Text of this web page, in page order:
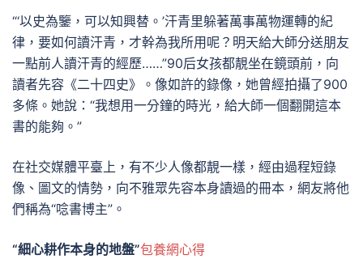
“‘以史為鑒，可以知興替。’汗青里躲著萬事萬物運轉的紀
律，要如何讀汗青，才幹為我所用呢？明天給大師分送朋友
一點前人讀汗青的經歷……”90后女孩都靚坐在鏡頭前，向
讀者先容《二十四史》。像如許的錄像，她曾經拍攝了900
多條。她說：“我想用一分鐘的時光，給大師一個翻開這本
書的能夠。”
在社交媒體平臺上，有不少人像都靚一樣，經由過程短錄
像、圖文的情勢，向不雅眾先容本身讀過的冊本，網友將他
們稱為“唸書博主”。
“細心耕作本身的地盤”包養網心得